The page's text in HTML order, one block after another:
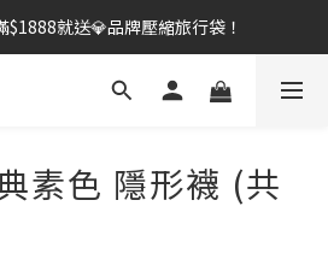
款【最低$149起】✨立即下單！
$1888就送💎品牌壓縮旅行袋！
】下單送✨WARX品牌質感杯袋！
素色 隱形襪 (共